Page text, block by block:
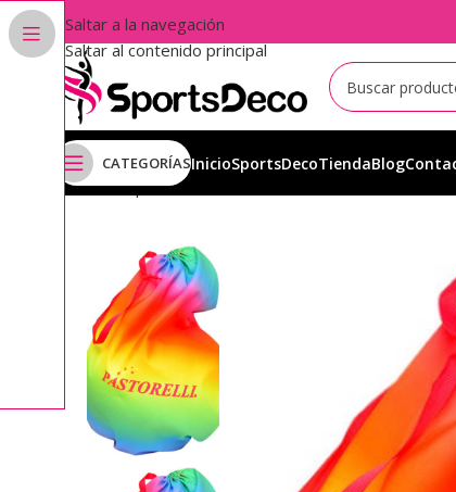
Saltar a la navegación
Saltar al contenido principal
CATEGORÍASInicioSportsDecoTiendaBlog
Inicio Aparatos